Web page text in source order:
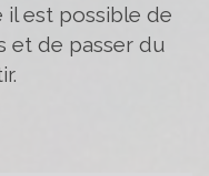
il est possible de
et de passer du